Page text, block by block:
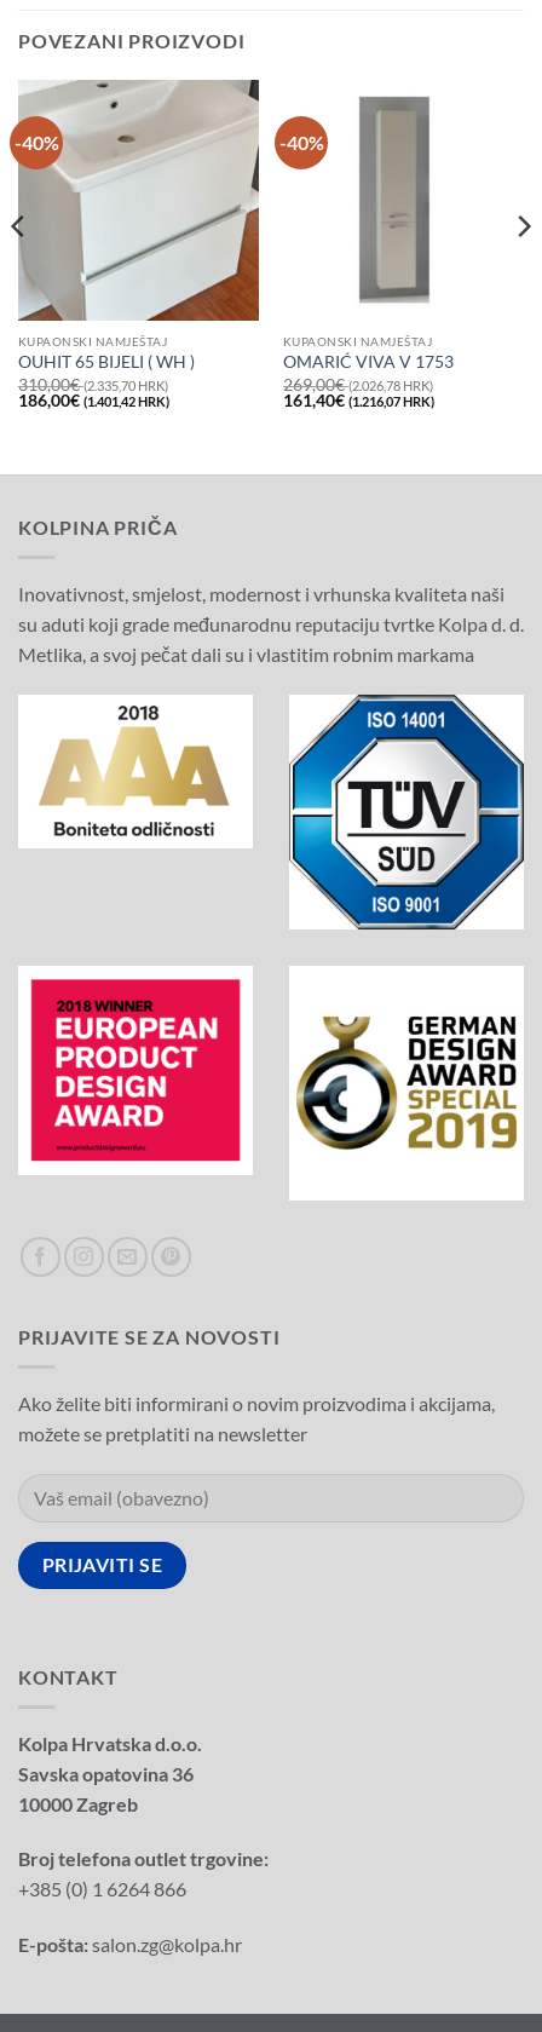
POVEZANI PROIZVODI
-40%
KUPAONSKI NAMJEŠTAJ
OUHIT 65 BIJELI ( WH )
310,00€(2.335,70 HRK)
Izvorna
cijena
(2.335,70
186,00€ (1.401,42 HRK)Trenutna
cijena
HRK).
-40%
KUPAONSKI NAMJEŠTAJ
OMARIĆ VIVA V 1753
269,00€(2.026,78 HRK)
Izvorna
cijena
(2.026,78
161,40€ (1.216,07 HRK)Trenutna
cijena
HRK).
KOLPINA PRIČA
Inovativnost, smjelost, modernost i vrhunska kvaliteta naši
su aduti koji grade međunarodnu reputaciju tvrtke Kolpa d. d.
Metlika, a svoj pečat dali su i vlastitim robnim markama
PRIJAVITE SE ZA NOVOSTI
Ako želite biti informirani o novim proizvodima i akcijama,
možete se pretplatiti na newsletter
KONTAKT
Kolpa Hrvatska d.o.o.
Savska opatovina 36
10000 Zagreb
Broj telefona outlet trgovine:
+385 (0) 1 6264 866
E-pošta:salon.zg@kolpa.hr